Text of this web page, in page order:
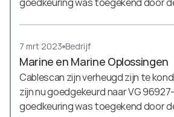
Elektrotechnik, Elektronik und
7 mrt 2023 Bedrijf
Marine en Marine Oplossingen
Cablescan zijn verheugd zijn te
zijn nu goedgekeurd naar VG
goedkeuring was toegekend door